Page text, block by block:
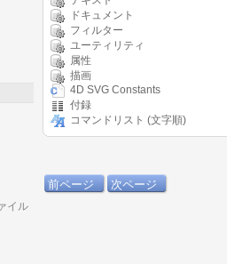
イル
ドキュメント
フィルター
ユーティリティ
属性
描画
4D SVG Constants
付録
コマンドリスト (文字順)
前ページ 次ページ